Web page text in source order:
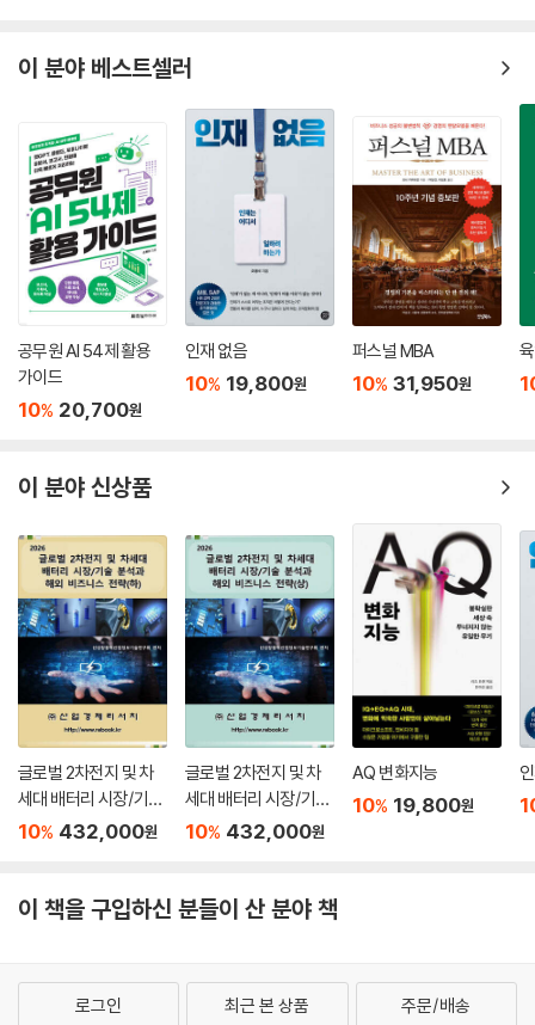
기민성, 참여, 포용이 중시되고 있다. 그러나 어떤 이들은 흐름을 읽지 못하
호를 놓친 이들도 있다. 그들은 코로나 이후 조직이 나아갈 방향에 집착하
거나, 그동안 놓쳐온 성과를 따라잡아야 한다고 여겼다. 그러나 이 책에서
저자가 말하는 임팩트 플레이어가 되라는 것은 자신을 밀어붙이고, 쉬고
싶어도 참고 더 일하라는 것이 아니다. 저자가 조사한 임팩트 플레이어는
무조건 동료들보다 더 열심히 또는 더 오래 일하는 이들을 가리키는 것이
아니었다. 다만 그들은 일하는 동안 보다 강한 집중력을 갖는 경향이 있었
다. 즉 일할 때 집중력 있게 열심히 하고, 활력과 파급력을 조직에 창출했으
며, 개인의 잠재력을 끌어올려 기업과 개인의 동반 성장을 불러왔다.
조직 내에서 파급력을 발휘하고 자신의 영향력을 키우고 싶다면 임팩트 플
레이어처럼 생각하는 것부터 시작해 임팩트 플레이어의 사고방식을 온전
께 성장할 수 있도록 만들어준다. 보통 사람들이 세상을 바꾸려는 시도만
할 때 임팩트 플레이어는 실제로 그 일을 이룬다. 그들은 자신을 바꾸는 데
서 출발해 지속적으로 정보를 구하고, 목표를 달성하기 위해 끊임없이 노
력하고 조정한다. 그리고 임팩트 플레이어 마인드셋을 통해 사고의 함정에
서 벗어난다.
저자는 세계적으로 일 잘하는 리더는 물론, 우리 주변에서 흔히 볼 수 있는
다양한 임팩트 플레이어들의 사례를 통해 자신의 업무를 반드시 탁월한 성
과로 연결해내는 공식을 실천하기 위해 무엇을 해야 하는지 구체적으로 알
려준다. 저자가 말하는 일 잘하는 사람은 그 사람이 어떤 학벌을 가졌는지,
어떤 기술을 가졌는지와는 아무 상관이 없다. 다만 5가지 공통된 특징을
묵묵히 실천할 뿐이다.
자’라고 여겨진다면 ‘임팩트 플레이어’로 발돋움할 수 있는 이 책을 놓쳐서
는 안 될 것이다.
이 분야 베스트셀러
공무원 AI 54제 활용
가이드
10% 20,700원
인재 없음
10% 19,800원
퍼스널 MBA
10% 31,950원
이 분야 신상품
글로벌 2차전지 및 차
세대 배터리 시장/기술
분석과 해외 비즈니스
10% 432,000원
글로벌 2차전지 및 차
세대 배터리 시장/기술
분석과 해외 비즈니스
10% 432,000원
AQ 변화지능
10% 19,800원
이 책을 구입하신 분들이 산 분야 책
로그인 최근 본 상품 주문/배송